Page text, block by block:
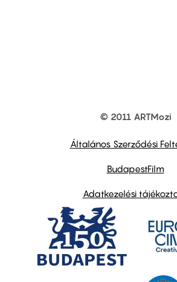
© 2011 ARTMozi
Általános Szerződési
BudapestFilm
Adatkezelési